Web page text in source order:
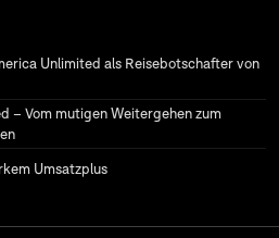
Unlimited als Reisebotschafter von
– Vom mutigen Weitergehen zum
Umsatzplus